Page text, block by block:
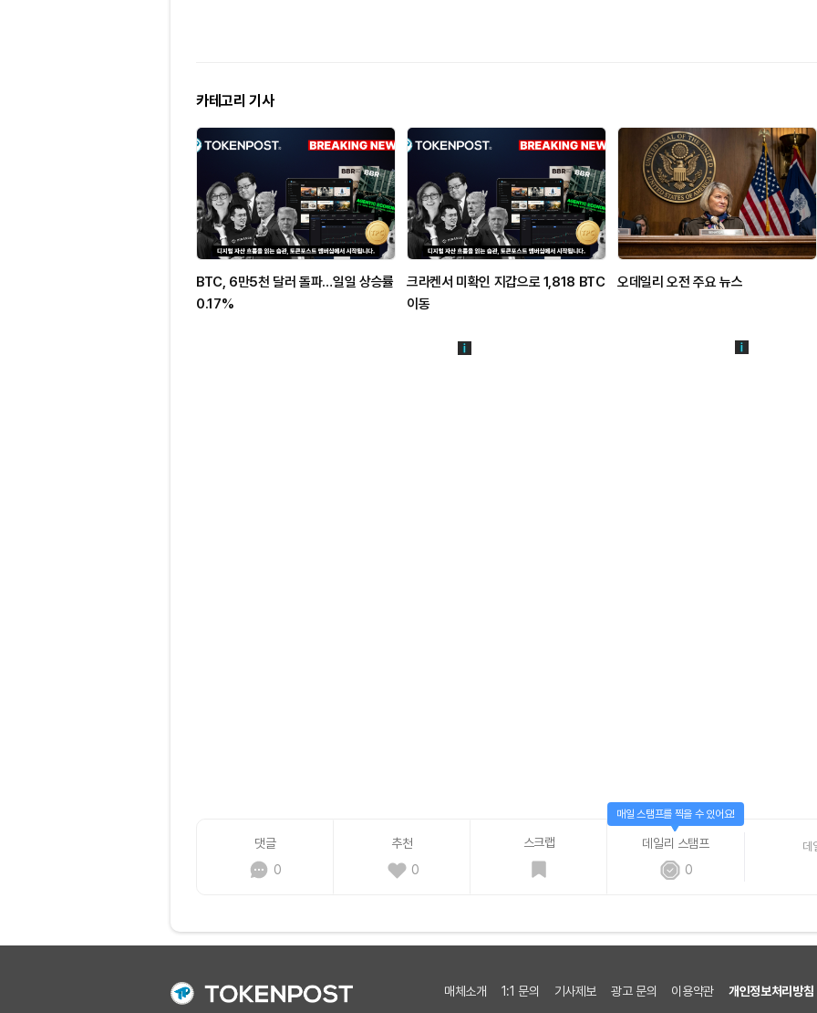
카테고리 기사
BTC, 6만5천 달러 돌파…일일 상승률
0.17%
크라켄서 미확인 지갑으로 1,818 BTC
이동
오데일리 오전 주요 뉴스
댓글
0
추천
0
스크랩
데일리 스탬프
0
매일 스탬프를 찍을 수 있어요!
데
매체소개 1:1 문의 기사제보 광고 문의 이용약관 개인정보처리방침